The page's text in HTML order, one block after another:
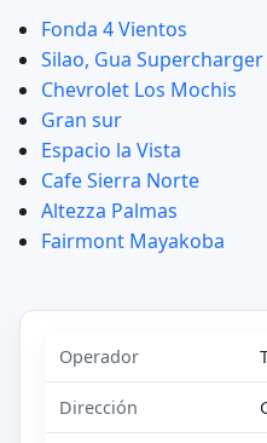
Fonda 4 Vientos
Silao, Gua Supercharger
Chevrolet Los Mochis
Gran sur
Espacio la Vista
Cafe Sierra Norte
Altezza Palmas
Fairmont Mayakoba
Operador
Dirección